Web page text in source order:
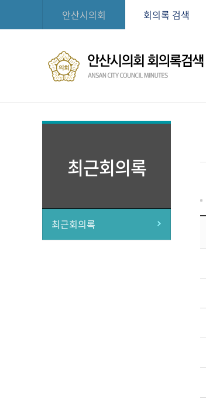
안산시의회 회의록 검색
최근회의록
최근회의록